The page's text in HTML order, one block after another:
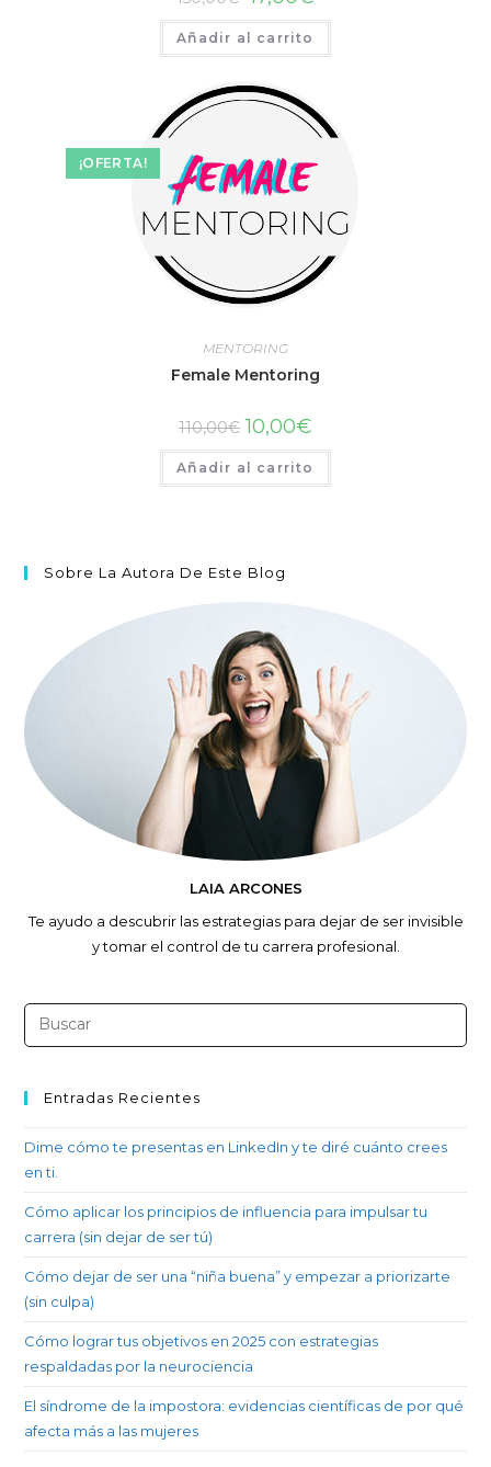
Añadir al carrito
¡OFERTA!
MENTORING
Female Mentoring
110,00€ 10,00€
Añadir al carrito
Sobre La Autora De Este Blog
LAIA ARCONES
Te ayudo a descubrir las estrategias para dejar de ser invisible
y tomar el control de tu carrera profesional.
Entradas Recientes
Dime cómo te presentas en LinkedIn y te diré cuánto crees
en ti.
Cómo aplicar los principios de influencia para impulsar tu
carrera (sin dejar de ser tú)
Cómo dejar de ser una “niña buena” y empezar a priorizarte
(sin culpa)
Cómo lograr tus objetivos en 2025 con estrategias
respaldadas por la neurociencia
El síndrome de la impostora: evidencias científicas de por qué
afecta más a las mujeres